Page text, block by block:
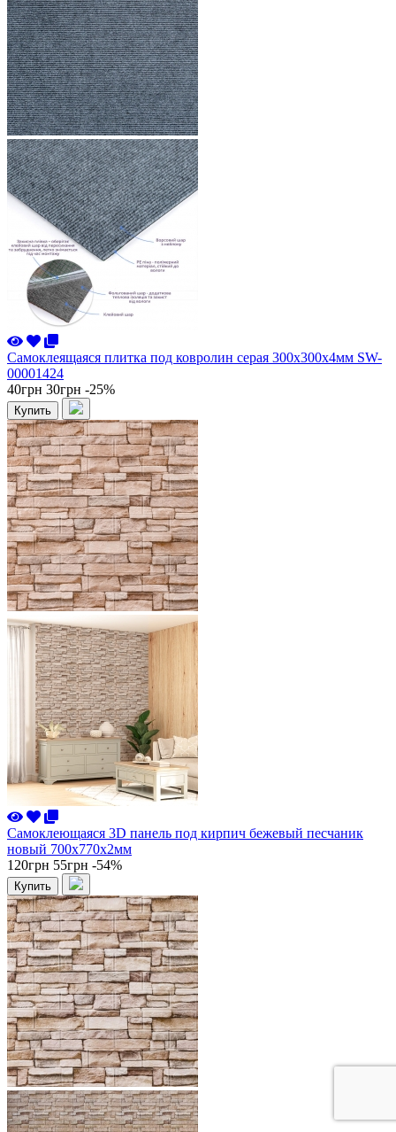
Самоклеящаяся плитка под ковролин серая 300х300х4мм SW-
00001424
40грн 30грн -25%
Купить
Самоклеющаяся 3D панель под кирпич бежевый песчаник
новый 700x770x2мм
120грн 55грн -54%
Купить